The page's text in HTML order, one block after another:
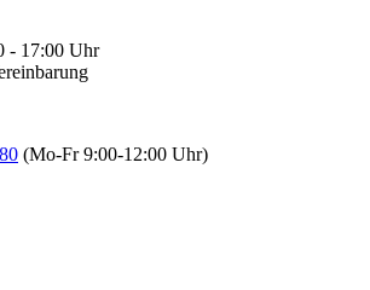
- 17:00 Uhr
(Mo-Fr 9:00-12:00 Uhr)